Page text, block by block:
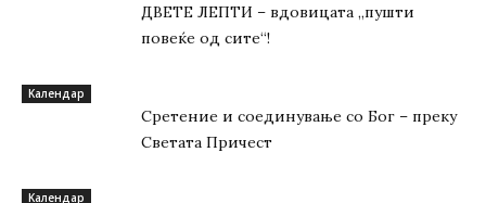
ДВЕТЕ ЛЕПТИ – вдовицата „пушти
повеќе од сите“!
Kалендар
Сретение и соединување со Бог – преку
Светата Причест
Kалендар